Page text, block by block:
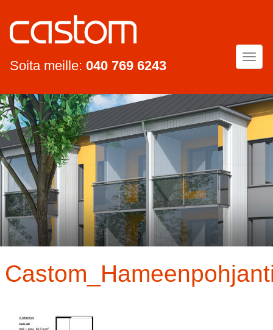
Soita meille: 040 769 6243